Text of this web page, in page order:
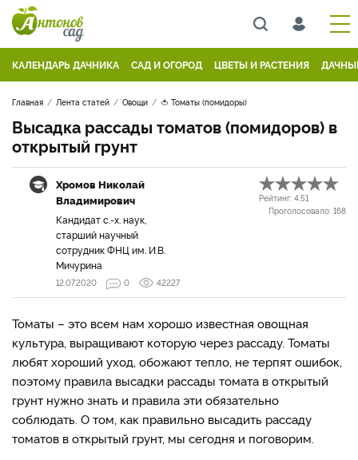
КАЛЕНДАРЬ ДАЧНИКА САД И ОГОРОД ЦВЕТЫ И РАСТЕНИЯ
Главная Лента статей Овощи 🍅 Томаты (помидоры)
Высадка рассады томатов (помидоров) в
открытый грунт
Хромов Николай
Владимирович
Кандидат с.-х. наук,
старший научный
сотрудник ФНЦ им. И.В.
Мичурина
Рейтинг: 4.51
Проголосовало: 168
12.07.2020 0 42227
Томаты – это всем нам хорошо известная овощная
культура, выращивают которую через рассаду. Томаты
любят хороший уход, обожают тепло, не терпят ошибок,
поэтому правила высадки рассады томата в открытый
грунт нужно знать и правила эти обязательно
соблюдать. О том, как правильно высадить рассаду
томатов в открытый грунт, мы сегодня и поговорим.